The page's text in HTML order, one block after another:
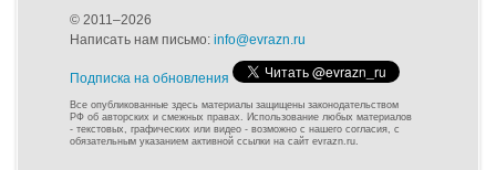
© 2011–2026
Написать нам письмо: info@evrazn.ru
Подписка на обновления
Все опубликованные здесь материалы защищены законодательством
РФ об авторских и смежных правах. Использование любых материалов
- текстовых, графических или видео - возможно с нашего согласия, с
обязательным указанием активной ссылки на сайт evrazn.ru.